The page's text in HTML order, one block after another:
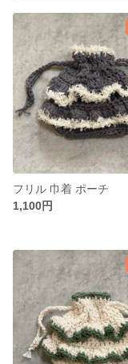
フリル 巾着 ポーチ
1,100円